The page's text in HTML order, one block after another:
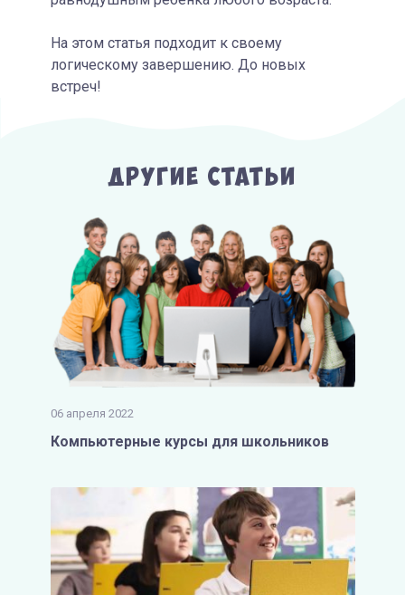
На этом статья подходит к своему
логическому завершению. До новых
встреч!
Другие Статьи
06 апреля 2022
Компьютерные курсы для школьников